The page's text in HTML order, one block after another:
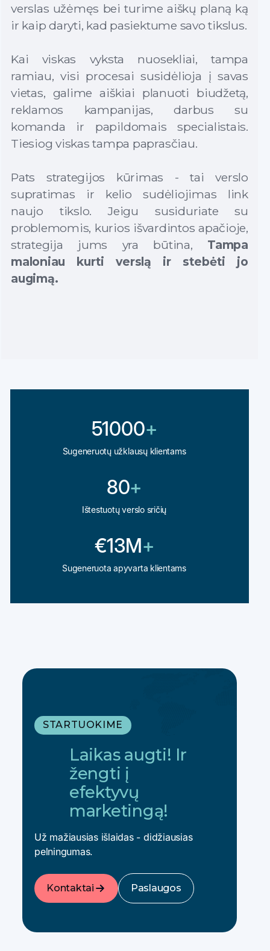
verslas užėmęs bei turime aiškų planą ką
ir kaip daryti, kad pasiektume savo tikslus.
Kai viskas vyksta nuosekliai, tampa
ramiau, visi procesai susidėlioja į savas
vietas, galime aiškiai planuoti biudžetą,
reklamos kampanijas, darbus su
komanda ir papildomais specialistais.
Tiesiog viskas tampa paprasčiau.
Pats strategijos kūrimas - tai verslo
supratimas ir kelio sudėliojimas link
naujo tikslo. Jeigu susiduriate su
problemomis, kurios išvardintos apačioje,
strategija jums yra būtina, Tampa
maloniau kurti verslą ir stebėti jo
augimą.
51000+
Sugeneruotų užklausų klientams
80+
Ištestuotų verslo sričių
€13M+
Sugeneruota apyvarta klientams
STARTUOKIME
Laikas augti! Ir
žengti į
efektyvų
marketingą!
Už mažiausias išlaidas - didžiausias
pelningumas.
Kontaktai Paslaugos